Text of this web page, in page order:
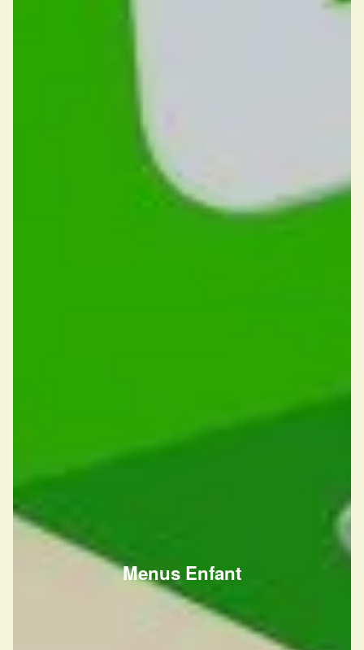
Menus Enfant